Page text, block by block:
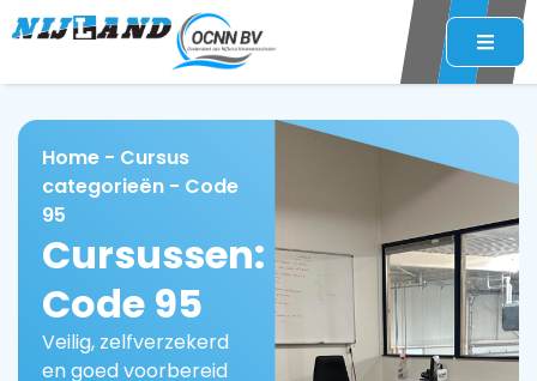
Home - Cursus
categorieën - Code
95
Cursussen:
Code 95
Veilig, zelfverzekerd
en goed voorbereid